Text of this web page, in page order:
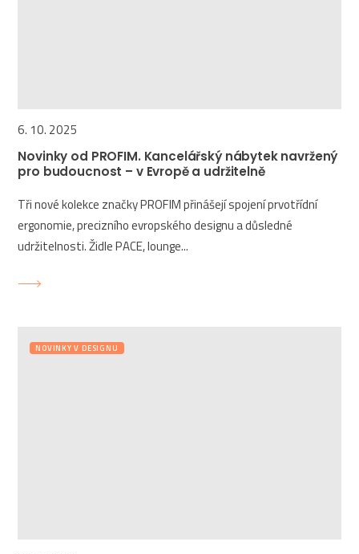
6. 10. 2025
Novinky od PROFIM. Kancelářský nábytek navržený
pro budoucnost – v Evropě a udržitelně
Tři nové kolekce značky PROFIM přinášejí spojení prvotřídní
ergonomie, precizního evropského designu a důsledné
udržitelnosti. Židle PACE, lounge...
NOVINKY V DESIGNU